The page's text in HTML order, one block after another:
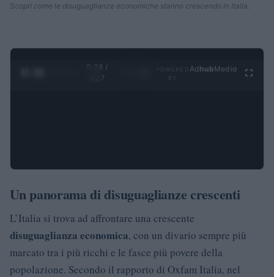
Scopri come le disuguaglianze economiche stanno crescendo in Italia.
0:29 /
4:27
Ad hubMedia
Un panorama di disuguaglianze crescenti
L’Italia si trova ad affrontare una crescente
disuguaglianza economica, con un divario sempre più
marcato tra i più ricchi e le fasce più povere della
popolazione. Secondo il rapporto di Oxfam Italia, nel